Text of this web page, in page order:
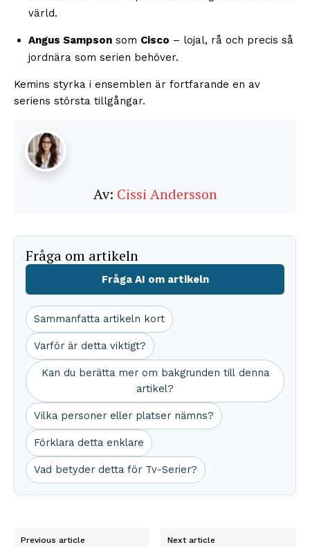
värld.
Angus Sampson som Cisco – lojal, rå och precis så
jordnära som serien behöver.
Kemins styrka i ensemblen är fortfarande en av
seriens största tillgångar.
Av: Cissi Andersson
Fråga om artikeln
Fråga AI om artikeln
Sammanfatta artikeln kort
Varför är detta viktigt?
Kan du berätta mer om bakgrunden till denna
artikel?
Vilka personer eller platser nämns?
Förklara detta enklare
Vad betyder detta för Tv-Serier?
Previous article Next article